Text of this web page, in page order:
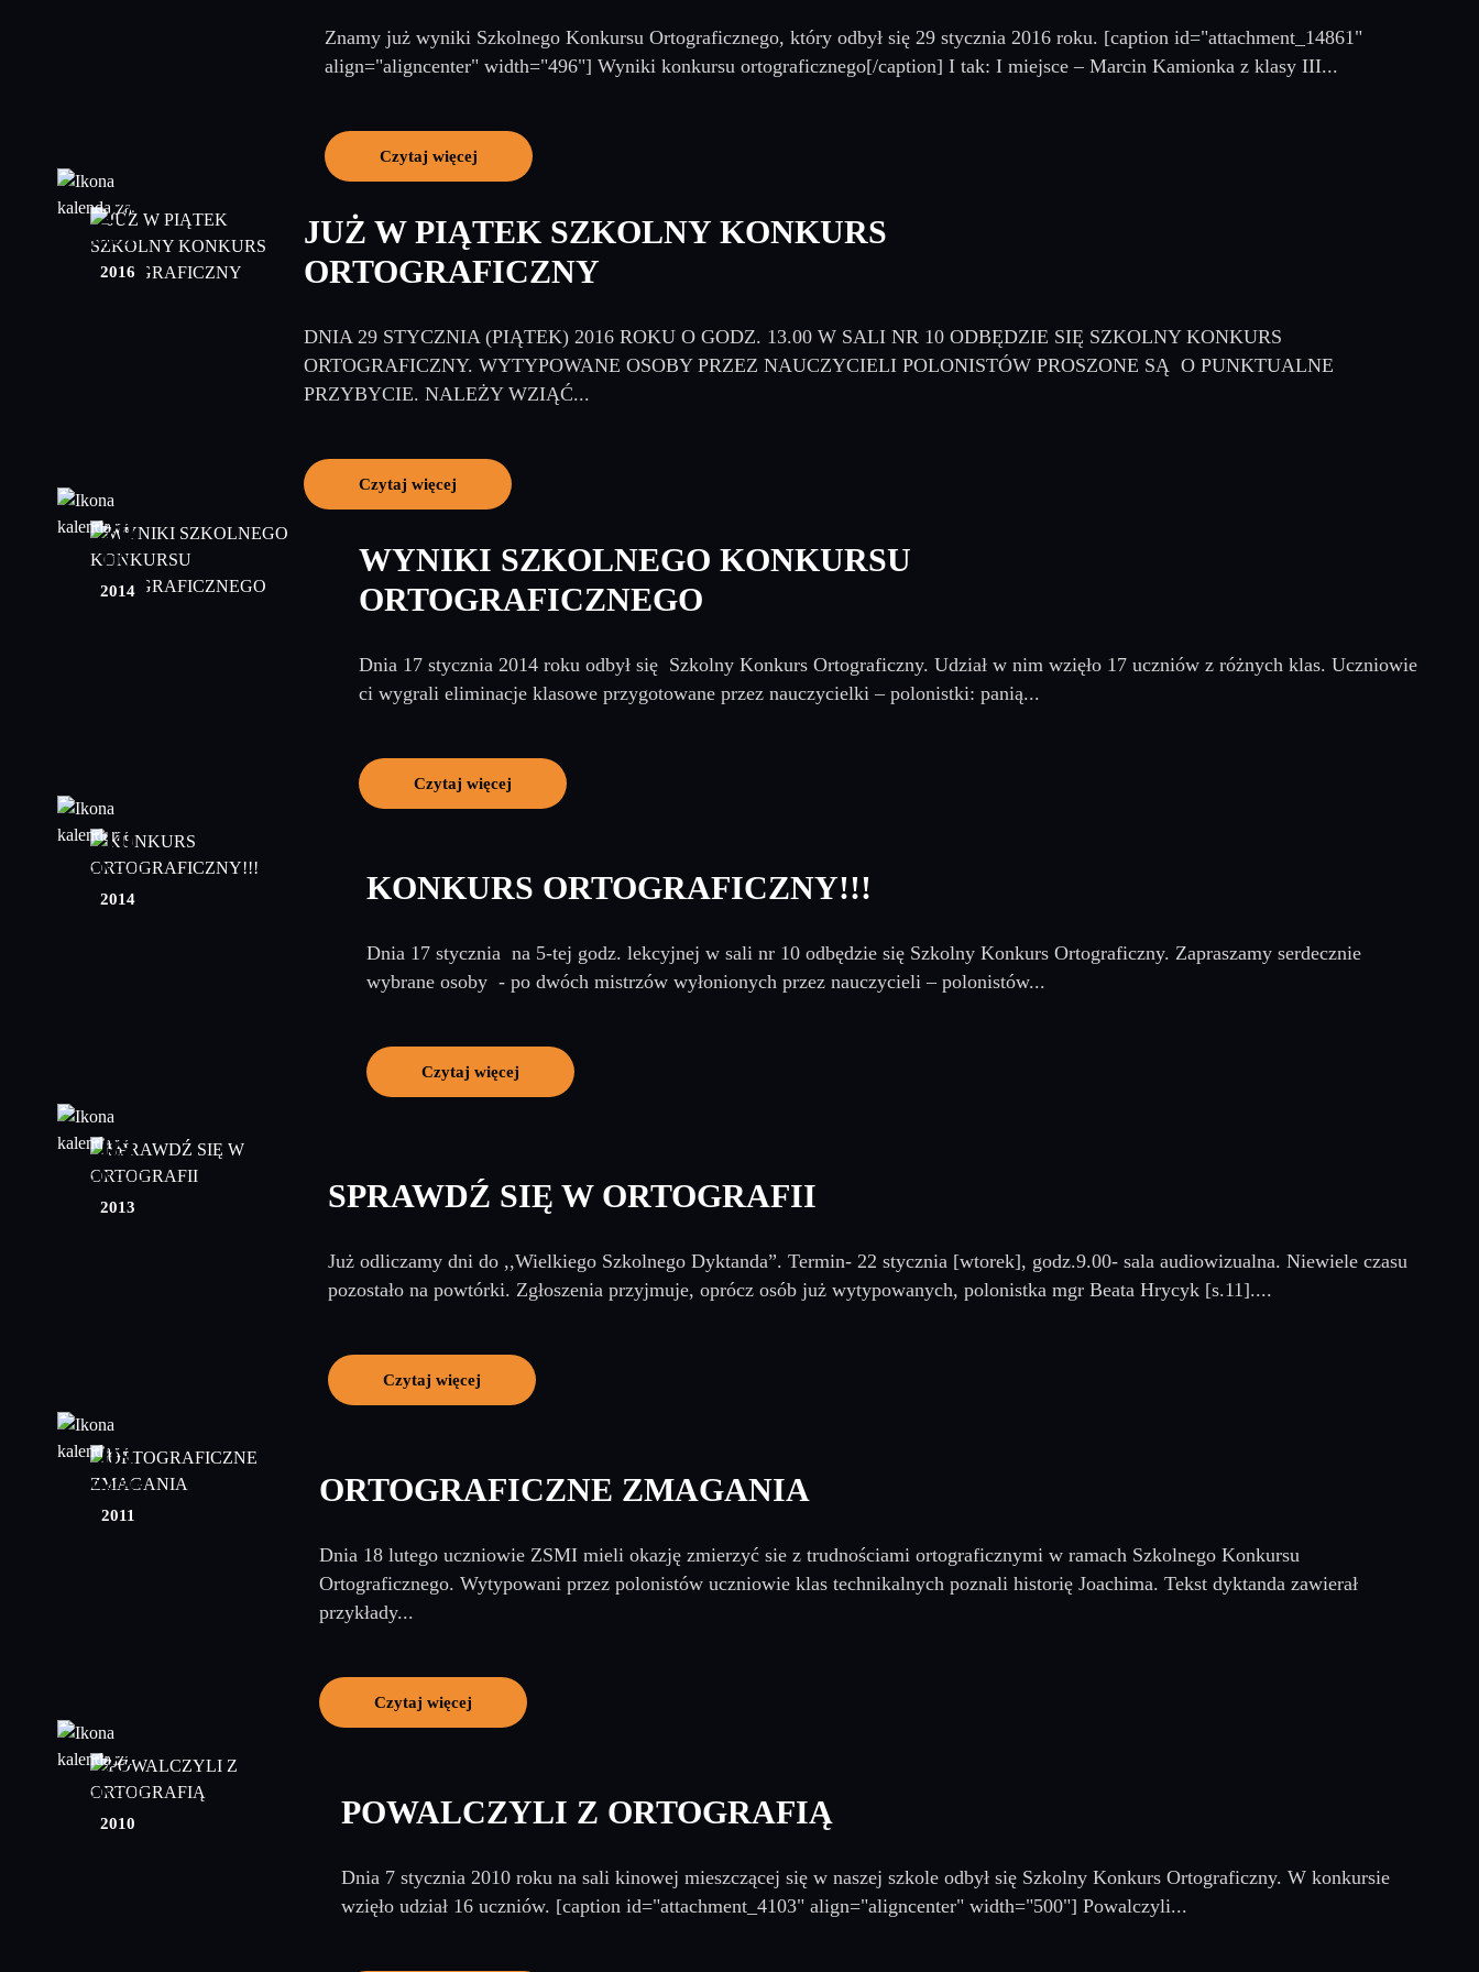
Znamy już wyniki Szkolnego Konkursu Ortograficznego, który odbył się 29 stycznia 2016 roku. [caption id="attachment_14861"
align="aligncenter" width="496"] Wyniki konkursu ortograficznego[/caption] I tak: I miejsce – Marcin Kamionka z klasy III...
Czytaj więcej
27
styczeń
2016
JUŻ W PIĄTEK SZKOLNY KONKURS
ORTOGRAFICZNY
DNIA 29 STYCZNIA (PIĄTEK) 2016 ROKU O GODZ. 13.00 W SALI NR 10 ODBĘDZIE SIĘ SZKOLNY KONKURS
ORTOGRAFICZNY. WYTYPOWANE OSOBY PRZEZ NAUCZYCIELI POLONISTÓW PROSZONE SĄ O PUNKTUALNE
PRZYBYCIE. NALEŻY WZIĄĆ...
Czytaj więcej
20
luty
2014
WYNIKI SZKOLNEGO KONKURSU
ORTOGRAFICZNEGO
Dnia 17 stycznia 2014 roku odbył się Szkolny Konkurs Ortograficzny. Udział w nim wzięło 17 uczniów z różnych klas. Uczniowie
ci wygrali eliminacje klasowe przygotowane przez nauczycielki – polonistki: panią...
Czytaj więcej
10
styczeń
2014
KONKURS ORTOGRAFICZNY!!!
Dnia 17 stycznia na 5-tej godz. lekcyjnej w sali nr 10 odbędzie się Szkolny Konkurs Ortograficzny. Zapraszamy serdecznie
wybrane osoby - po dwóch mistrzów wyłonionych przez nauczycieli – polonistów...
Czytaj więcej
09
styczeń
2013
SPRAWDŹ SIĘ W ORTOGRAFII
Już odliczamy dni do ,,Wielkiego Szkolnego Dyktanda”. Termin- 22 stycznia [wtorek], godz.9.00- sala audiowizualna. Niewiele czasu
pozostało na powtórki. Zgłoszenia przyjmuje, oprócz osób już wytypowanych, polonistka mgr Beata Hrycyk [s.11]....
Czytaj więcej
09
marzec
2011
ORTOGRAFICZNE ZMAGANIA
Dnia 18 lutego uczniowie ZSMI mieli okazję zmierzyć sie z trudnościami ortograficznymi w ramach Szkolnego Konkursu
Ortograficznego. Wytypowani przez polonistów uczniowie klas technikalnych poznali historię Joachima. Tekst dyktanda zawierał
przykłady...
Czytaj więcej
22
styczeń
2010
POWALCZYLI Z ORTOGRAFIĄ
Dnia 7 stycznia 2010 roku na sali kinowej mieszczącej się w naszej szkole odbył się Szkolny Konkurs Ortograficzny. W konkursie
wzięło udział 16 uczniów. [caption id="attachment_4103" align="aligncenter" width="500"] Powalczyli...